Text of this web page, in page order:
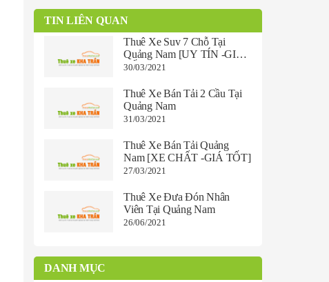
TIN LIÊN QUAN
Thuê Xe Suv 7 Chỗ Tại
Quảng Nam [UY TÍN -GIÁ
TỐT 2021]
30/03/2021
Thuê Xe Bán Tải 2 Cầu Tại
Quảng Nam
31/03/2021
Thuê Xe Bán Tải Quảng
Nam [XE CHẤT -GIÁ TỐT]
27/03/2021
Thuê Xe Đưa Đón Nhân
Viên Tại Quảng Nam
26/06/2021
DANH MỤC